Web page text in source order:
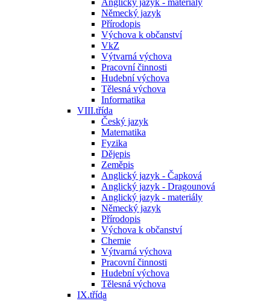
Anglický jazyk - materiály
Německý jazyk
Přírodopis
Výchova k občanství
VkZ
Výtvarná výchova
Pracovní činnosti
Hudební výchova
Tělesná výchova
Informatika
VIII.třída
Český jazyk
Matematika
Fyzika
Dějepis
Zeměpis
Anglický jazyk - Čapková
Anglický jazyk - Dragounová
Anglický jazyk - materiály
Německý jazyk
Přírodopis
Výchova k občanství
Chemie
Výtvarná výchova
Pracovní činnosti
Hudební výchova
Tělesná výchova
IX.třída